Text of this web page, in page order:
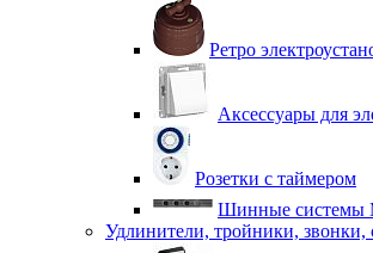
Ретро
Аксессуары для
Розетки с таймером
Шинные системы
Удлинители, тройники, звонки,